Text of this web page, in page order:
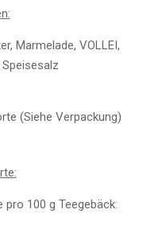
Marmelade, VOLLEI,
(Siehe Verpackung)
100 g Teegebäck: